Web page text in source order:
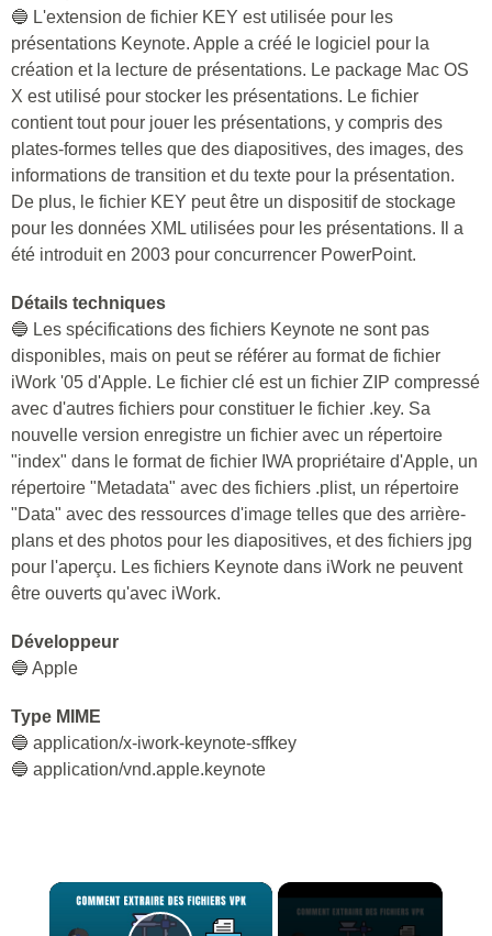
🔵 L'extension de fichier KEY est utilisée pour les
présentations Keynote. Apple a créé le logiciel pour la
création et la lecture de présentations. Le package Mac OS
X est utilisé pour stocker les présentations. Le fichier
contient tout pour jouer les présentations, y compris des
plates-formes telles que des diapositives, des images, des
informations de transition et du texte pour la présentation.
De plus, le fichier KEY peut être un dispositif de stockage
pour les données XML utilisées pour les présentations. Il a
été introduit en 2003 pour concurrencer PowerPoint.
Détails techniques
🔵 Les spécifications des fichiers Keynote ne sont pas
disponibles, mais on peut se référer au format de fichier
iWork '05 d'Apple. Le fichier clé est un fichier ZIP compressé
avec d'autres fichiers pour constituer le fichier .key. Sa
nouvelle version enregistre un fichier avec un répertoire
"index" dans le format de fichier IWA propriétaire d'Apple, un
répertoire "Metadata" avec des fichiers .plist, un répertoire
"Data" avec des ressources d'image telles que des arrière-
plans et des photos pour les diapositives, et des fichiers jpg
pour l'aperçu. Les fichiers Keynote dans iWork ne peuvent
être ouverts qu'avec iWork.
Développeur
🔵 Apple
Type MIME
🔵 application/x-iwork-keynote-sffkey
🔵 application/vnd.apple.keynote
×